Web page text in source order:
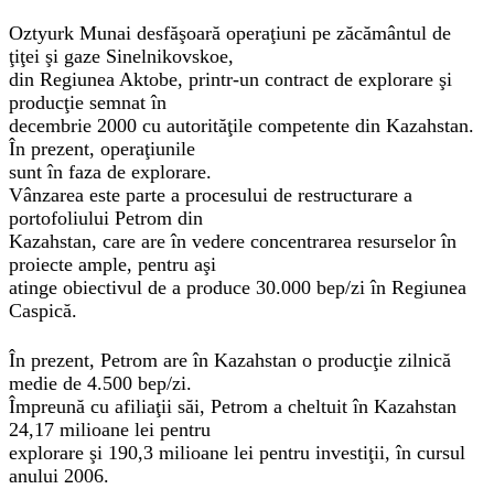
Oztyurk Munai desfăşoară operaţiuni pe zăcământul de
ţiţei şi gaze Sinelnikovskoe,
din Regiunea Aktobe, printr-un contract de explorare şi
producţie semnat în
decembrie 2000 cu autorităţile competente din Kazahstan.
În prezent, operaţiunile
sunt în faza de explorare.
Vânzarea este parte a procesului de restructurare a
portofoliului Petrom din
Kazahstan, care are în vedere concentrarea resurselor în
proiecte ample, pentru aşi
atinge obiectivul de a produce 30.000 bep/zi în Regiunea
Caspică.
În prezent, Petrom are în Kazahstan o producţie zilnică
medie de 4.500 bep/zi.
Împreună cu afiliaţii săi, Petrom a cheltuit în Kazahstan
24,17 milioane lei pentru
explorare şi 190,3 milioane lei pentru investiţii, în cursul
anului 2006.